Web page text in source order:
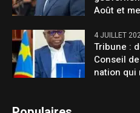
Août et
4 JUILLET
Tribune :
Conseil
nation qui